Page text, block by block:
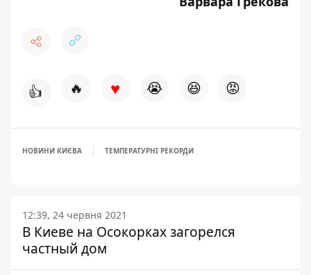
👍 🔥 ♥ 😭 😆 😡
НОВИНИ КИЄВА ТЕМПЕРАТУРНІ РЕКОРДИ
12:39, 24 червня 2021
В Киеве на Осокорках загорелся
частный дом